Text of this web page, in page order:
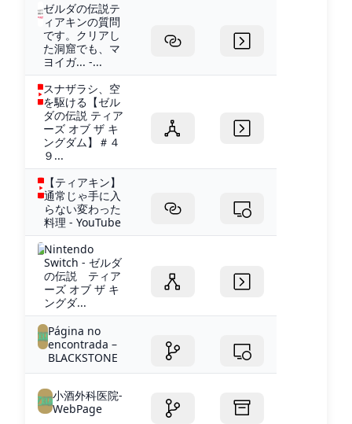
ゼルダの伝説テ
ィアキンの質問
です。クリアし
た洞窟でも、マ
ヨイガ... -...
スナザラシ、空
を駆ける【ゼル
ダの伝説 ティア
ーズ オブ ザ キ
ングダム】＃４
９...
【ティアキン】
通常じゃ手に入
らない変わった
料理 - YouTube
Nintendo
Switch - ゼルダ
の伝説 ティア
ーズ オブ ザ キ
ングダ...
Página no
encontrada –
BLACKSTONE
小酒外科医院-
WebPage